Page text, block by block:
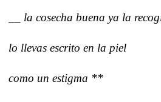
__ la cosecha buena ya la
lo llevas escrito en la piel
como un estigma **